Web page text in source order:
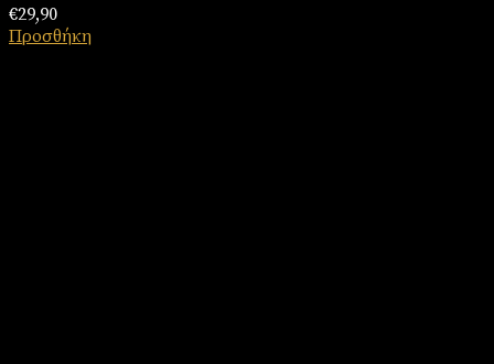
€29,90
Προσθήκη